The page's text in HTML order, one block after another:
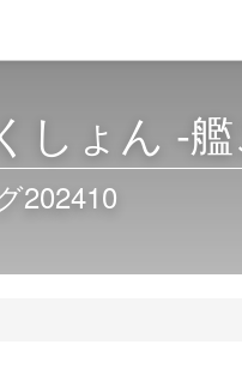
しょん -
202410